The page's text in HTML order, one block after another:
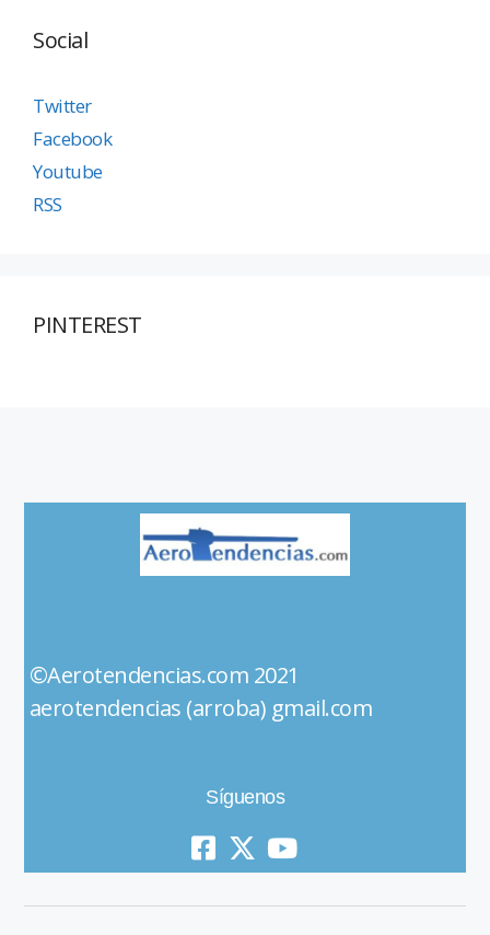
Social
Twitter
Facebook
Youtube
RSS
PINTEREST
©Aerotendencias.com 2021
aerotendencias (arroba) gmail.com
Síguenos